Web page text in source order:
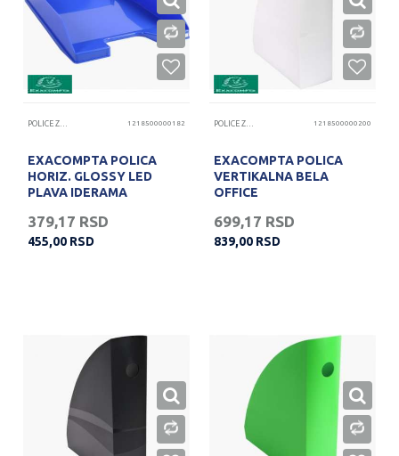
POLICE ZA DOKUMENTA 1218500000182
EXACOMPTA POLICA
HORIZ. GLOSSY LED
PLAVA IDERAMA
379,17 RSD
455,00 RSD
POLICE ZA DOKUMENTA 1218500000200
EXACOMPTA POLICA
VERTIKALNA BELA
OFFICE
699,17 RSD
839,00 RSD